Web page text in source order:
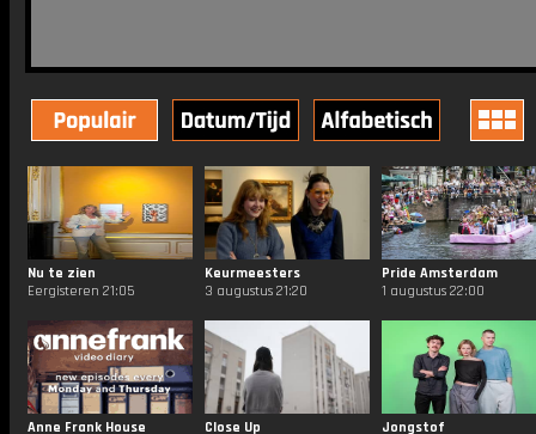
Nu te zien
Eergisteren 21:05
Keurmeesters
3 augustus 21:20
Pride Amsterdam
1 augustus 22:00
Anne Frank House
Close Up
Jongstof